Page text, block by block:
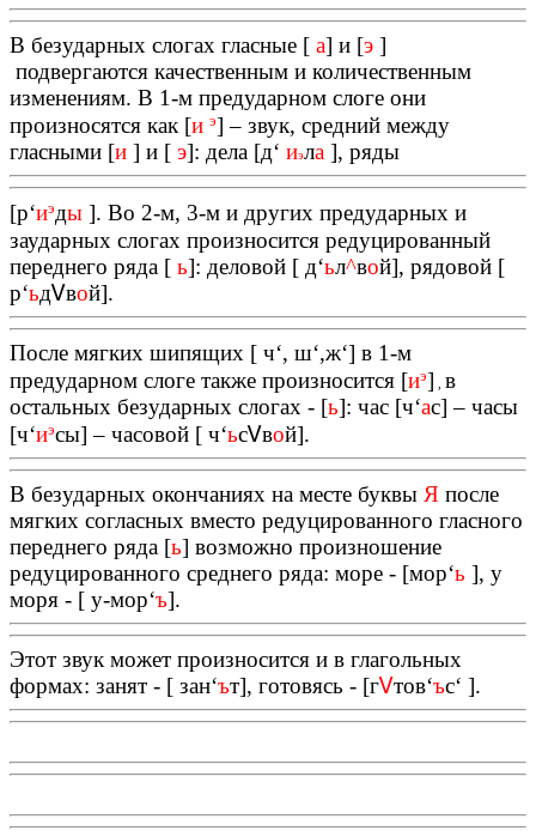
В безударных слогах гласные [ а] и [э ]
подвергаются качественным и количественным
изменениям. В 1-м предударном слоге они
произносятся как [и э] – звук, средний между
гласными [и ] и [ э]: дела [д‘ иэла ], ряды
[р‘иэды ]. Во 2-м, 3-м и других предударных и
заударных слогах произносится редуцированный
переднего ряда [ ь]: деловой [ д‘ьл^вой], рядовой [
р‘ьдᏙвой].
После мягких шипящих [ ч‘, ш‘,ж‘] в 1-м
предударном слоге также произносится [иэ] в
остальных безударных слогах - [ь]: час [ч‘ас] – часы
[ч‘иэсы] – часовой [ ч‘ьсᏙвой].
В безударных окончаниях на месте буквы Я после
мягких согласных вместо редуцированного гласного
переднего ряда [ь] возможно произношение
редуцированного среднего ряда: море - [мор‘ь ], у
моря - [ у-мор‘ъ].
Этот звук может произносится и в глагольных
формах: занят - [ зан‘ът], готовясь - [гᏙтов‘ъс‘ ].